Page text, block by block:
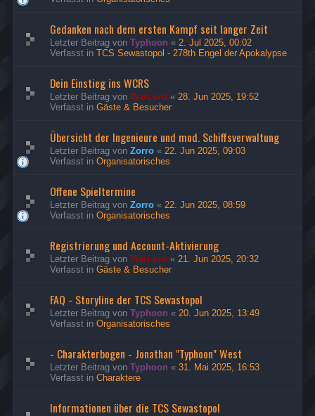
Gedanken nach dem ersten Kampf seit langer Zeit
Letzter Beitrag von Typhoon « 2. Jul 2025, 00:02
Verfasst in TCS Sewastopol - 278th Engel der Apokalypse
Dein Einstieg ins WCRS
Letzter Beitrag von WarLord « 28. Jun 2025, 19:52
Verfasst in Gäste & Besucher
Übersicht der Ingenieure und mod. Schiffsverwaltung
Letzter Beitrag von Zorro « 22. Jun 2025, 09:03
Verfasst in Organisatorisches
Offene Spieltermine
Letzter Beitrag von Zorro « 22. Jun 2025, 08:59
Verfasst in Organisatorisches
Registrierung und Account-Aktivierung
Letzter Beitrag von WarLord « 21. Jun 2025, 20:32
Verfasst in Gäste & Besucher
FAQ - Storyline der TCS Sewastopol
Letzter Beitrag von Typhoon « 20. Jun 2025, 13:49
Verfasst in Organisatorisches
- Charakterbogen - Jonathan "Typhoon" West
Letzter Beitrag von Typhoon « 31. Mai 2025, 16:53
Verfasst in Charaktere
Informationen über die TCS Sewastopol